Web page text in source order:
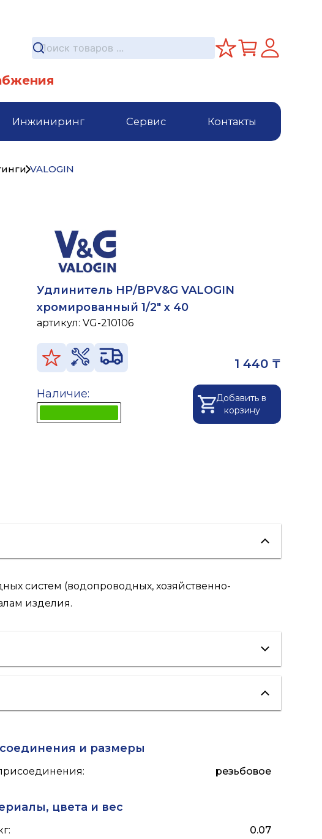
Инжиниринг Сервис Контакты
VALOGIN
Удлинитель НР/ВРV&G VALOGIN
хромированный 1/2" x 40
артикул: VG-210106
1 440 ₸
Наличие:
Добавить в
корзину
систем (водопроводных, хозяйственно-
изделия.
отопление
и размеры
: резьбовое
цвета и вес
:
0.07